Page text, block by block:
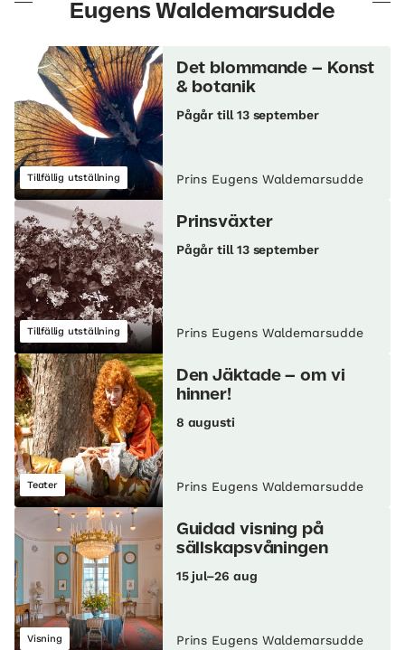
Eugens Waldemarsudde
Tillfällig utställning
Det blommande – Konst
& botanik
Pågår till 13 september
Prins Eugens Waldemarsudde
Tillfällig utställning
Prinsväxter
Pågår till 13 september
Prins Eugens Waldemarsudde
Teater
Den Jäktade – om vi
hinner!
8 augusti
Prins Eugens Waldemarsudde
Visning
Guidad visning på
sällskapsvåningen
15 jul–26 aug
Prins Eugens Waldemarsudde